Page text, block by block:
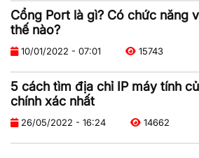
Cổng Port là gì? Có chức năng
thế nào?
10/01/2022 - 07:01 15743
5 cách tìm địa chỉ IP máy tính
chính xác nhất
26/05/2022 - 16:24 14662